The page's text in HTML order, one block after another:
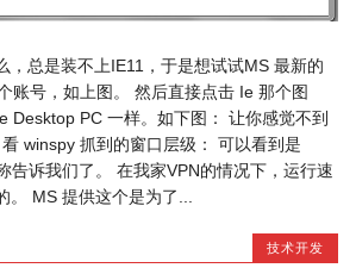
，总是装不上IE11，于是想试试MS 最新的
账号，如上图。 然后直接点击 Ie 那个图
Desktop PC 一样。如下图： 让你感觉不到
winspy 抓到的窗口层级： 可以看到是
告诉我们了。 在我家VPN的情况下，运行速
。 MS 提供这个是为了...
技术开发